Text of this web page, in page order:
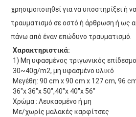
χρησιμοποιηθεί για να υποστηρίξει ή
τραυματισμό σε οστό ή άρθρωση ή ως
πάνω από έναν επώδυνο τραυματισμό.
Χαρακτηριστικά:
1) Μη υφασμένος τριγωνικός
30~40g/m2, μη υφασμένο υλικό
Μεγέθη: 90 cm x 90 cm x 127 cm, 96
36"x 36"x 50",40"x 40"x 56"
Χρώμα : Λευκασμένο ή μη
Με/χωρίς μαλακές καρφίτσες